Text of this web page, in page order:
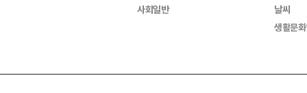
사회일반
날씨
생활문